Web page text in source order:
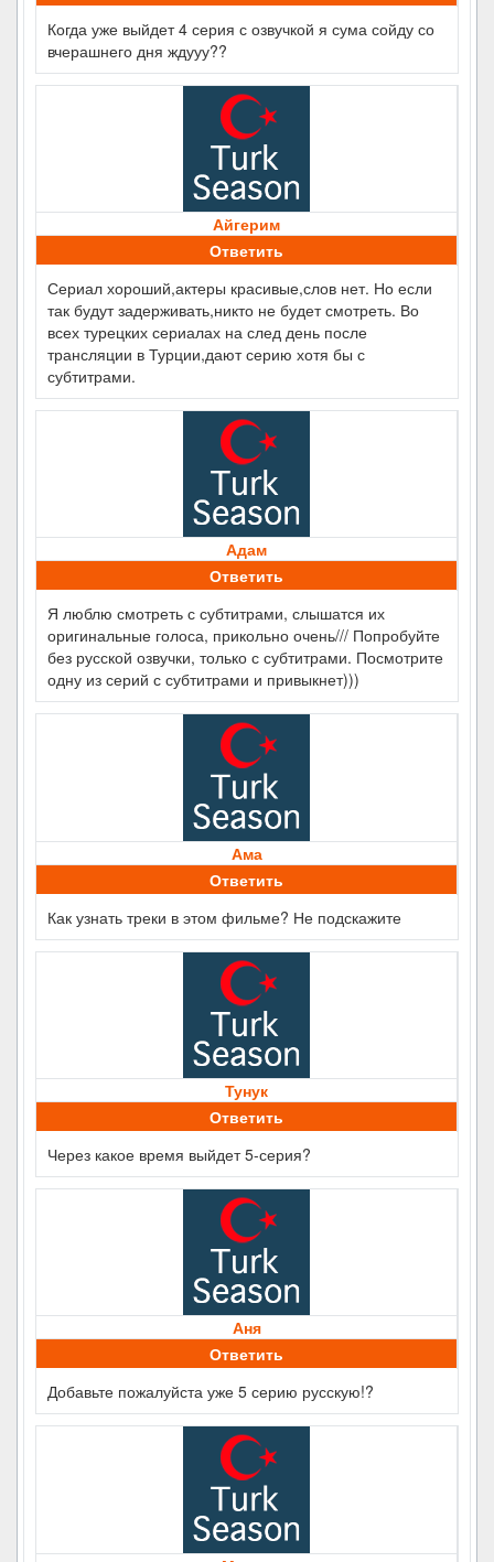
Когда уже выйдет 4 серия с озвучкой я сума сойду со
вчерашнего дня ждууу??
Айгерим
Ответить
Сериал хороший,актеры красивые,слов нет. Но если
так будут задерживать,никто не будет смотреть. Во
всех турецких сериалах на след день после
трансляции в Турции,дают серию хотя бы с
субтитрами.
Адам
Ответить
Я люблю смотреть с субтитрами, слышатся их
оригинальные голоса, прикольно очень/// Попробуйте
без русской озвучки, только с субтитрами. Посмотрите
одну из серий с субтитрами и привыкнет)))
Ама
Ответить
Как узнать треки в этом фильме? Не подскажите
Тунук
Ответить
Через какое время выйдет 5-серия?
Аня
Ответить
Добавьте пожалуйста уже 5 серию русскую!?